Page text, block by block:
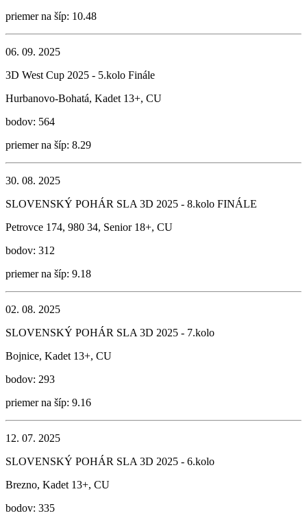
priemer na šíp: 10.48
06. 09. 2025
3D West Cup 2025 - 5.kolo Finále
Hurbanovo-Bohatá, Kadet 13+, CU
bodov: 564
priemer na šíp: 8.29
30. 08. 2025
SLOVENSKÝ POHÁR SLA 3D 2025 - 8.kolo FINÁLE
Petrovce 174, 980 34, Senior 18+, CU
bodov: 312
priemer na šíp: 9.18
02. 08. 2025
SLOVENSKÝ POHÁR SLA 3D 2025 - 7.kolo
Bojnice, Kadet 13+, CU
bodov: 293
priemer na šíp: 9.16
12. 07. 2025
SLOVENSKÝ POHÁR SLA 3D 2025 - 6.kolo
Brezno, Kadet 13+, CU
bodov: 335